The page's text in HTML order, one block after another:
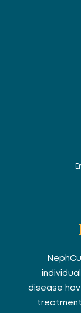
disease